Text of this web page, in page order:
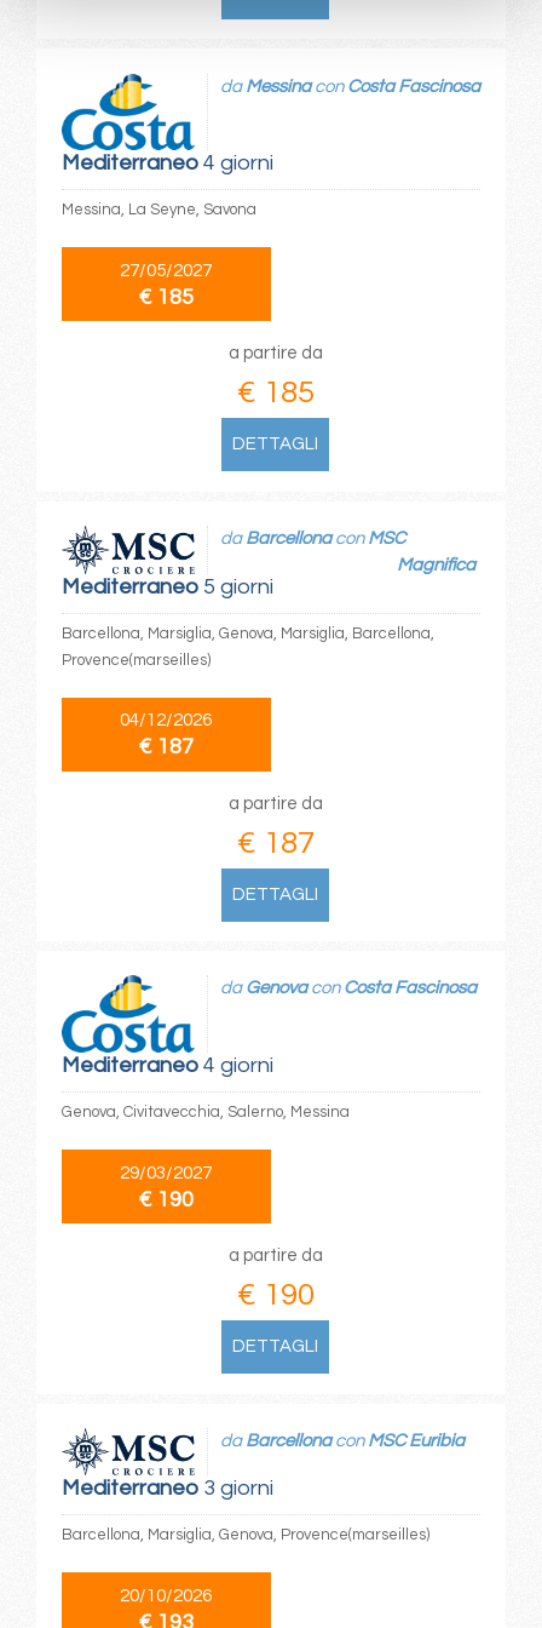
Mediterraneo4 giorni
da Messinacon Costa Fascinosa
Messina, La Seyne, Savona
27/05/2027
€ 185
a partire da
€ 185
DETTAGLI
Mediterraneo5 giorni
da Barcellonacon MSC
Magnifica
Barcellona, Marsiglia, Genova, Marsiglia, Barcellona,
Provence(marseilles)
04/12/2026
€ 187
a partire da
€ 187
DETTAGLI
Mediterraneo4 giorni
da Genovacon Costa Fascinosa
Genova, Civitavecchia, Salerno, Messina
29/03/2027
€ 190
a partire da
€ 190
DETTAGLI
Mediterraneo3 giorni
da Barcellonacon MSC Euribia
Barcellona, Marsiglia, Genova, Provence(marseilles)
20/10/2026
€ 193